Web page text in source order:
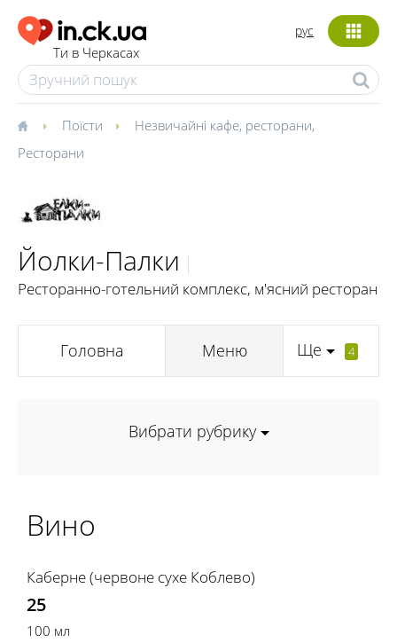
Ти в Черкасах
рус
Поїсти Незвичайні кафе, ресторани,
Ресторани
Йолки-Палки
Ресторанно-готельний комплекс, м'ясний ресторан
Головна Меню Ще 4
Вибрати рубрику
Вино
Каберне (червоне сухе Коблево)
25
100 мл